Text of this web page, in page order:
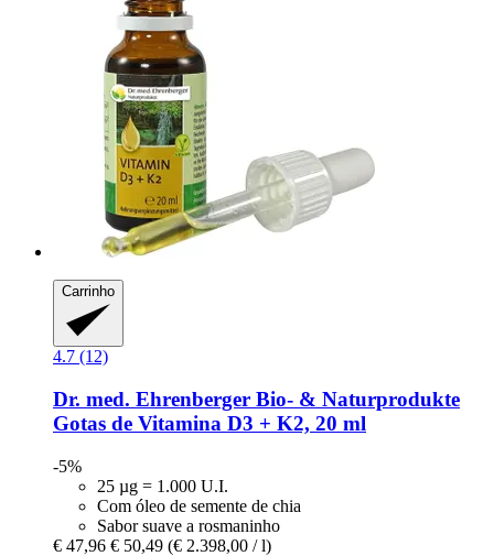
Carrinho
4.7 (12)
Dr. med. Ehrenberger Bio- & Naturprodukte
Gotas de Vitamina D3 + K2, 20 ml
-5%
25 µg = 1.000 U.I.
Com óleo de semente de chia
Sabor suave a rosmaninho
€ 47,96 € 50,49 (€ 2.398,00 / l)